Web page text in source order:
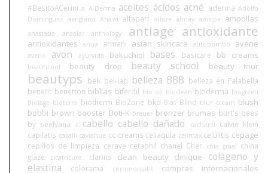
#BesitoACerini a A-Derma aceites ácidos acné aderma Adolfo
Domínguez aengland Ahava alfaparf allure almay amope ampollas
anastasia ansolar anthology antiage antioxidante
antioxidantes anua armani asian skincare autobombo avene
aveno avon ayurvida bakuchiol bases basicare bb creams
beauticool beauty drop beauty school beauty tour
beautyps bek bel-lab belleza BBB belleza en Falabella
benefit benetton biblias biferdil bio oil bioclean bioderma biogreen
Biolage bioterra biotherm BioZone bkd Blas Blind blur cream blush
bobbi brown booster Boti-K breuer bronzer brumas burt's bees
by seelvana
c cabello cabello dañado cacharel
calvin klein
capilatis cavalli caviahue cc creams celiaquía celimax celulitis cepage
cepillos de limpieza cerave cetaphil chanel Cher chia graal china
glaze
cicatricure. clarins clean beauty clinique
colágeno y
elastina
colorama commonlabs
compras internacionales